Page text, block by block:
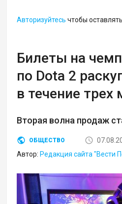
Авторизуйтесь чтобы
Билеты на
по Dota 2
в течение трех
Вторая волна продаж
ОБЩЕСТВО
Автор: Редакция сайта "Вести